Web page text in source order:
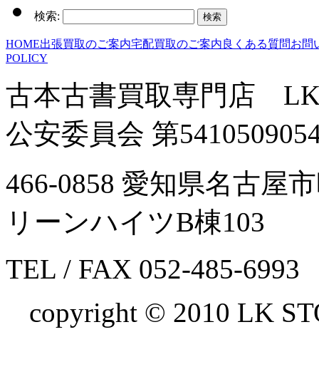
検索:
HOME出張買取のご案内宅配買取のご案内良くある質問お問
POLICY
古本古書買取専門店
公安委員会 第
466-0858 愛知県名古屋
リーンハイツB棟103
TEL / FAX 052-485-6993
copyright © 2010 LK